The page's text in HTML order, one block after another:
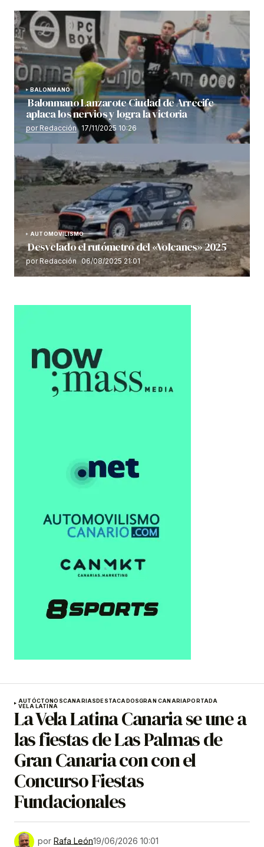
BALONMANO
Balonmano Lanzarote Ciudad de Arrecife
aplaca los nervios y logra la victoria
por Redacción 17/11/2025 10:26
AUTOMOVILISMO
Desvelado el rutómetro del «Volcanes» 2025
por Redacción 06/08/2025 21:01
AUTÓCTONOSCANARIASDESTACADOSGRAN CANARIAPORTADA
VELA LATINA
La Vela Latina Canaria se une a
las fiestas de Las Palmas de
Gran Canaria con con el
Concurso Fiestas
Fundacionales
por Rafa León19/06/2026 10:01